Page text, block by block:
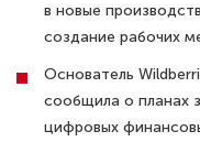
в новые
создание рабочих
Основатель
сообщила о планах
цифровых